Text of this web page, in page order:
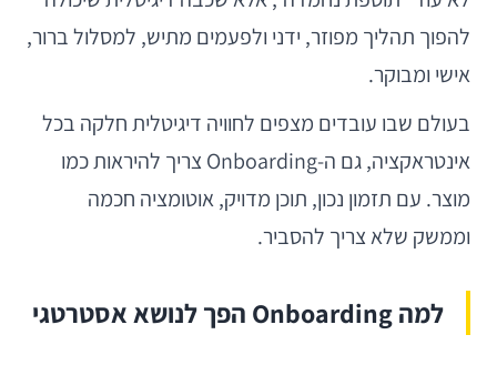
להפוך תהליך מפוזר, ידני ולפעמים מתיש, למסלול ברור,
אישי ומבוקר.
בעולם שבו עובדים מצפים לחוויה דיגיטלית חלקה בכל
אינטראקציה, גם ה-Onboarding צריך להיראות כמו
מוצר. עם תזמון נכון, תוכן מדויק, אוטומציה חכמה
וממשק שלא צריך להסביר.
למה Onboarding הפך לנושא אסטרטגי